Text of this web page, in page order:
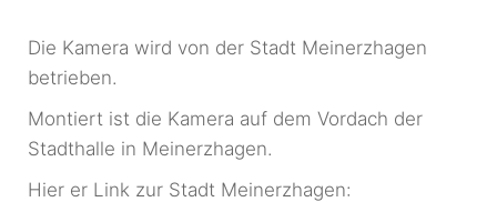
Die Kamera wird von der Stadt Meinerzhagen
betrieben.
Montiert ist die Kamera auf dem Vordach der
Stadthalle in Meinerzhagen.
Hier er Link zur Stadt Meinerzhagen: